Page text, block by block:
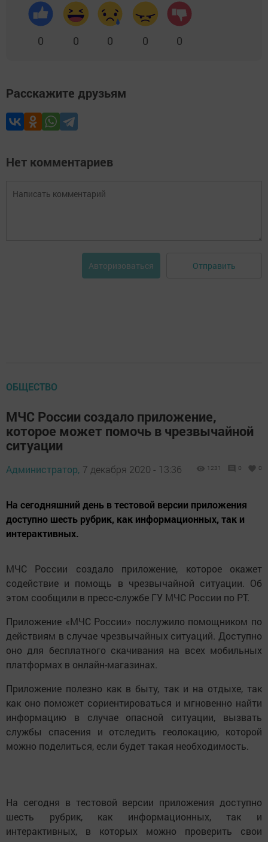
0 0 0 0 0
Расскажите друзьям
Нет комментариев
Авторизоваться Отправить
ОБЩЕСТВО
МЧС России создало приложение,
которое может помочь в чрезвычайной
ситуации
Администратор, 7 декабря 2020 - 13:36 1231 0 0
На сегодняшний день в тестовой версии приложения
доступно шесть рубрик, как информационных, так и
интерактивных.
МЧС России создало приложение, которое окажет
содействие и помощь в чрезвычайной ситуации. Об
этом сообщили в пресс-службе ГУ МЧС России по РТ.
Приложение «МЧС России» послужило помощником по
действиям в случае чрезвычайных ситуаций. Доступно
оно для бесплатного скачивания на всех мобильных
платформах в онлайн-магазинах.
Приложение полезно как в быту, так и на отдыхе, так
как оно поможет сориентироваться и мгновенно найти
информацию в случае опасной ситуации, вызвать
службы спасения и отследить геолокацию, которой
можно поделиться, если будет такая необходимость.
На сегодня в тестовой версии приложения доступно
шесть рубрик, как информационных, так и
интерактивных, в которых можно проверить свои